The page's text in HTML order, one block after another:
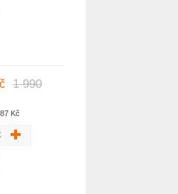
1 990
Kč